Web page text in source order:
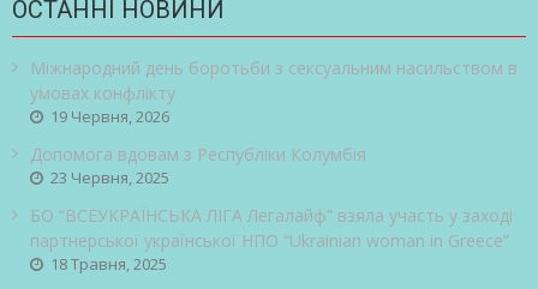
ОСТАННІ НОВИНИ
Міжнародний день боротьби з сексуальним насильством в
умовах конфлікту
19 Червня, 2026
Допомога вдовам з Республіки Колумбія
23 Червня, 2025
БО “ВСЕУКРАЇНСЬКА ЛІГА Легалайф” взяла участь у заході
партнерської української НПО “Ukrainian woman in Greece”
18 Травня, 2025